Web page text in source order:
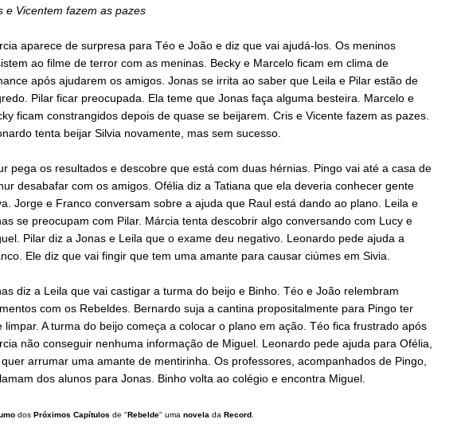
e Vicentem fazem as pazes
aparece de surpresa para Téo e João e diz que vai ajudá-los. Os meninos
ao filme de terror com as meninas. Becky e Marcelo ficam em clima de
após ajudarem os amigos. Jonas se irrita ao saber que Leila e Pilar estão de
Pilar ficar preocupada. Ela teme que Jonas faça alguma besteira. Marcelo e
ficam constrangidos depois de quase se beijarem. Cris e Vicente fazem as pazes.
tenta beijar Silvia novamente, mas sem sucesso.
pega os resultados e descobre que está com duas hérnias. Pingo vai até a casa de
desabafar com os amigos. Ofélia diz a Tatiana que ela deveria conhecer gente
Jorge e Franco conversam sobre a ajuda que Raul está dando ao plano. Leila e
se preocupam com Pilar. Márcia tenta descobrir algo conversando com Lucy e
Pilar diz a Jonas e Leila que o exame deu negativo. Leonardo pede ajuda a
Ele diz que vai fingir que tem uma amante para causar ciúmes em Sivia.
diz a Leila que vai castigar a turma do beijo e Binho. Téo e João relembram
com os Rebeldes. Bernardo suja a cantina propositalmente para Pingo ter
limpar. A turma do beijo começa a colocar o plano em ação. Téo fica frustrado após
não conseguir nenhuma informação de Miguel. Leonardo pede ajuda para Ofélia,
arrumar uma amante de mentirinha. Os professores, acompanhados de Pingo,
dos alunos para Jonas. Binho volta ao colégio e encontra Miguel.
dos Próximos Capítulos de "Rebelde" uma novela da Record.